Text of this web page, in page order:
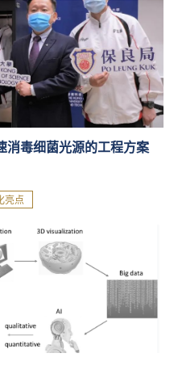
消毒细菌光源的工程方案
亮点